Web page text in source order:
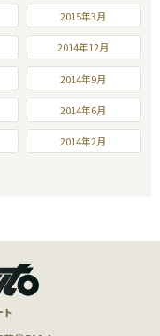
2015年3月
2014年12月
2014年9月
2014年6月
2014年2月